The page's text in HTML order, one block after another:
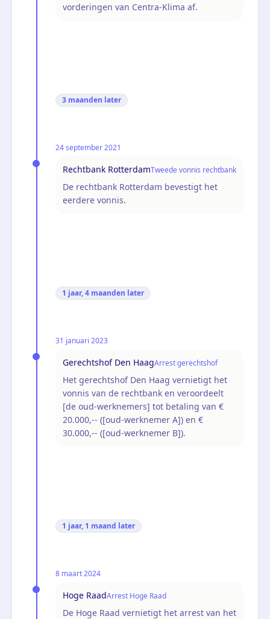
vorderingen van Centra-Klima af.
3 maanden later
24 september 2021
Rechtbank RotterdamTweede vonnis rechtbank
De rechtbank Rotterdam bevestigt het
eerdere vonnis.
1 jaar, 4 maanden later
31 januari 2023
Gerechtshof Den HaagArrest gerechtshof
Het gerechtshof Den Haag vernietigt het
vonnis van de rechtbank en veroordeelt
[de oud-werknemers] tot betaling van €
20.000,-- ([oud-werknemer A]) en €
30.000,-- ([oud-werknemer B]).
1 jaar, 1 maand later
8 maart 2024
Hoge RaadArrest Hoge Raad
De Hoge Raad vernietigt het arrest van het